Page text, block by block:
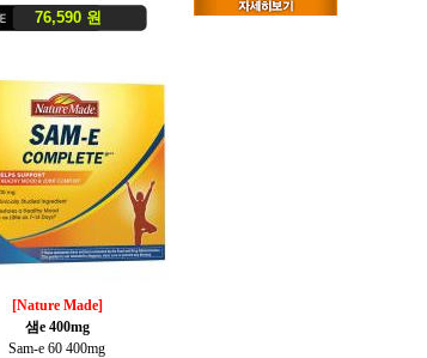
76,590 원
[Nature Made]
샘e 400mg
Sam-e 60 400mg